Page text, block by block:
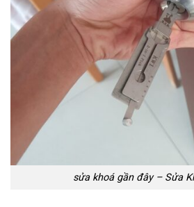
sửa khoá gần đây – Sửa